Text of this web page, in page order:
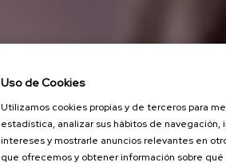
Uso de Cookies
Utilizamos cookies propias y de terceros para
estadística, analizar sus hábitos de
intereses y mostrarle anuncios relevantes en
que ofrecemos y obtener información sobre